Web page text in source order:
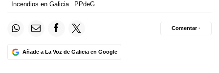
Incendios en Galicia
PPdeG
Añade a La Voz de Galicia en Google
Comentar ·